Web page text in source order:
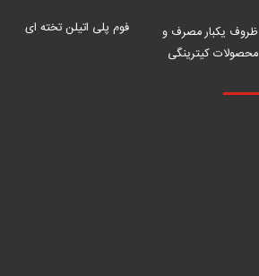
ظروف یکبار مصرف و
محصولات کیترینگی
فوم پلی اتیلن تخته ای